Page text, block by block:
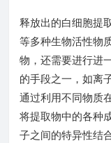
释放出的白细胞提
等多种生物活性物
物，还需要进行进
的手段之一，如离
通过利用不同物质
将提取物中的各种
子之间的特异性结